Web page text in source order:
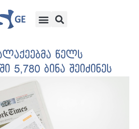
წელს
5,780 ბინა შეიძინეს